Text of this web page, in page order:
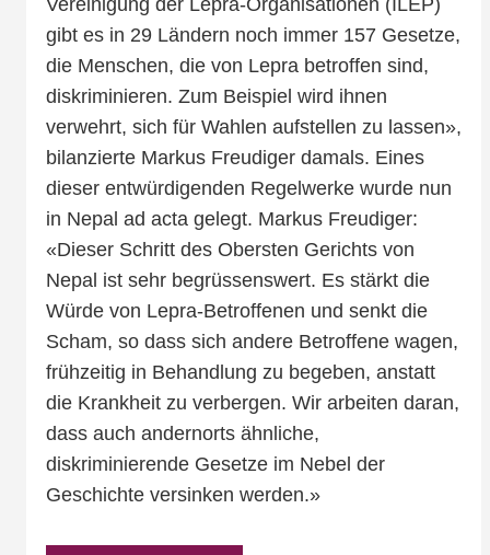
Vereinigung der Lepra-Organisationen (ILEP)
gibt es in 29 Ländern noch immer 157 Gesetze,
die Menschen, die von Lepra betroffen sind,
diskriminieren. Zum Beispiel wird ihnen
verwehrt, sich für Wahlen aufstellen zu lassen»,
bilanzierte Markus Freudiger damals. Eines
dieser entwürdigenden Regelwerke wurde nun
in Nepal ad acta gelegt. Markus Freudiger:
«Dieser Schritt des Obersten Gerichts von
Nepal ist sehr begrüssenswert. Es stärkt die
Würde von Lepra-Betroffenen und senkt die
Scham, so dass sich andere Betroffene wagen,
frühzeitig in Behandlung zu begeben, anstatt
die Krankheit zu verbergen. Wir arbeiten daran,
dass auch andernorts ähnliche,
diskriminierende Gesetze im Nebel der
Geschichte versinken werden.»